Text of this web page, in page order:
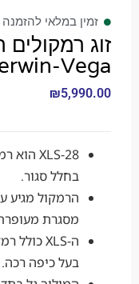
במלאי להזמנה מיידית
Cerwin-
₪
מסגרת מעופרת.
בעל כיפה רכה.